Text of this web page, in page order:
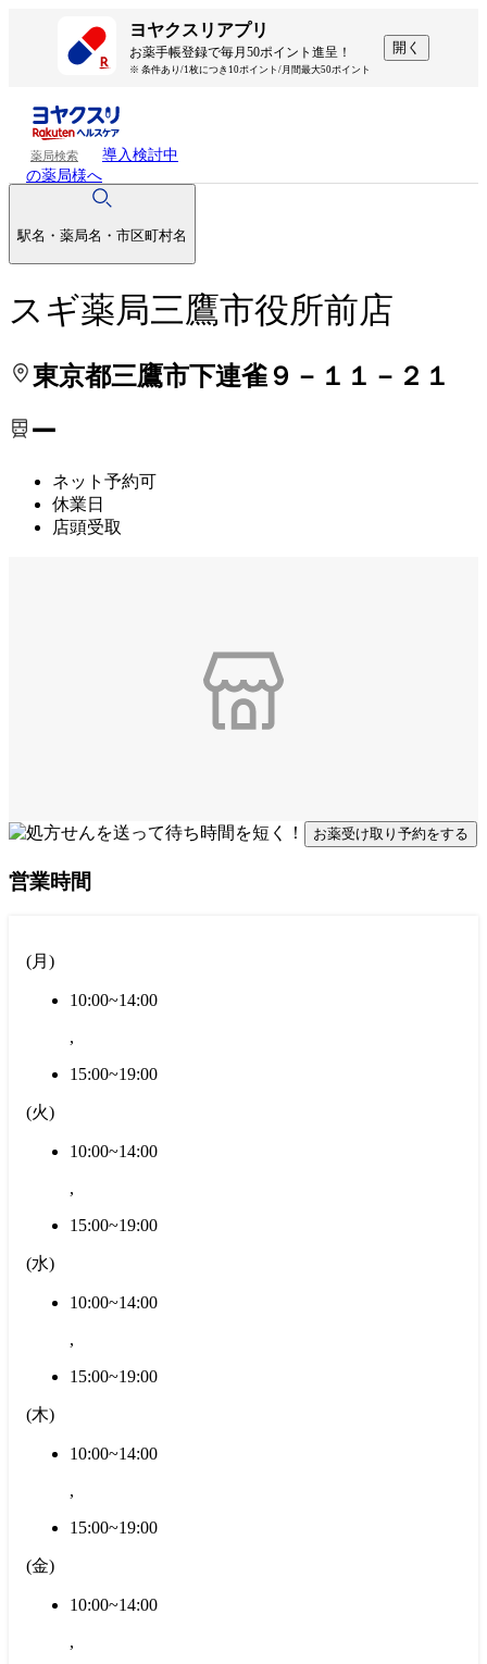
ヨヤクスリアプリ
お薬手帳登録で毎月50ポイント進呈！
※ 条件あり/1枚につき10ポイント/月間最大50ポイント
開く
薬局検索
導入検討中
の薬局様へ
駅名・薬局名・市区町村名
スギ薬局三鷹市役所前店
東京都三鷹市下連雀９－１１－２１
ー
ネット予約可
休業日
店頭受取
処方せんを送って待ち時間を短く！
お薬受け取り予約をする
営業時間
(月 )
10:00~14:00
,
15:00~19:00
(火)
10:00~14:00
,
15:00~19:00
(水)
10:00~14:00
,
15:00~19:00
(木)
10:00~14:00
,
15:00~19:00
(金)
10:00~14:00
,
処方せんを送って待ち時間を短く！